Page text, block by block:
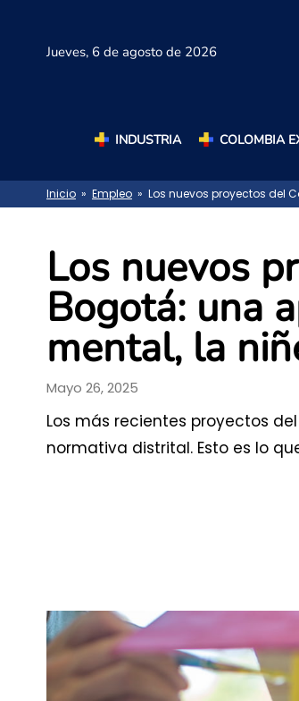
Jueves, 6 de agosto de 2026
INDUSTRIA COLOMBIA
Inicio » Empleo » Los nuevos proyectos del
Los nuevos
Bogotá: una
mental, la
Mayo 26, 2025
Los más recientes proyectos
normativa distrital. Esto es lo